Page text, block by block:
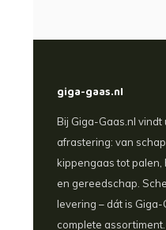
giga-gaas.nl
Bij Giga-Gaas.nl vindt
afrastering: van
kippengaas tot palen,
en gereedschap.
levering – dát is
complete assortiment.